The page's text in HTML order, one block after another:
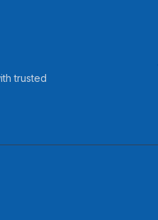
trusted